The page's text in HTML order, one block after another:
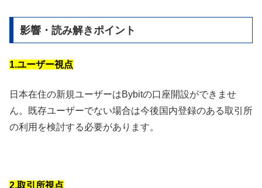
影響・読み解きポイント
1.ユーザー視点
日本在住の新規ユーザーはBybitの口座開設ができませ
ん。既存ユーザーでない場合は今後国内登録のある取引所
の利用を検討する必要があります。
2.取引所視点